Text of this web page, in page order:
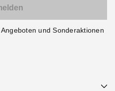
und Sonderaktionen